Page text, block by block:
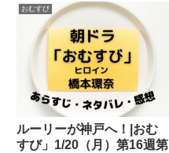
おむすび
ルーリーが神戸へ！|おむ
すび」1/20（月）第16週第